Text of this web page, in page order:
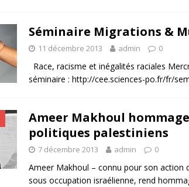
Séminaire Migrations &
11 décembre 2013 admin 0
Race, racisme et inégalités raciales
séminaire : http://cee.sciences-po.fr/fr/
Ameer Makhoul
politiques palestiniens
7 décembre 2013 admin 0
Ameer Makhoul – connu pour son action
sous occupation israélienne, rend